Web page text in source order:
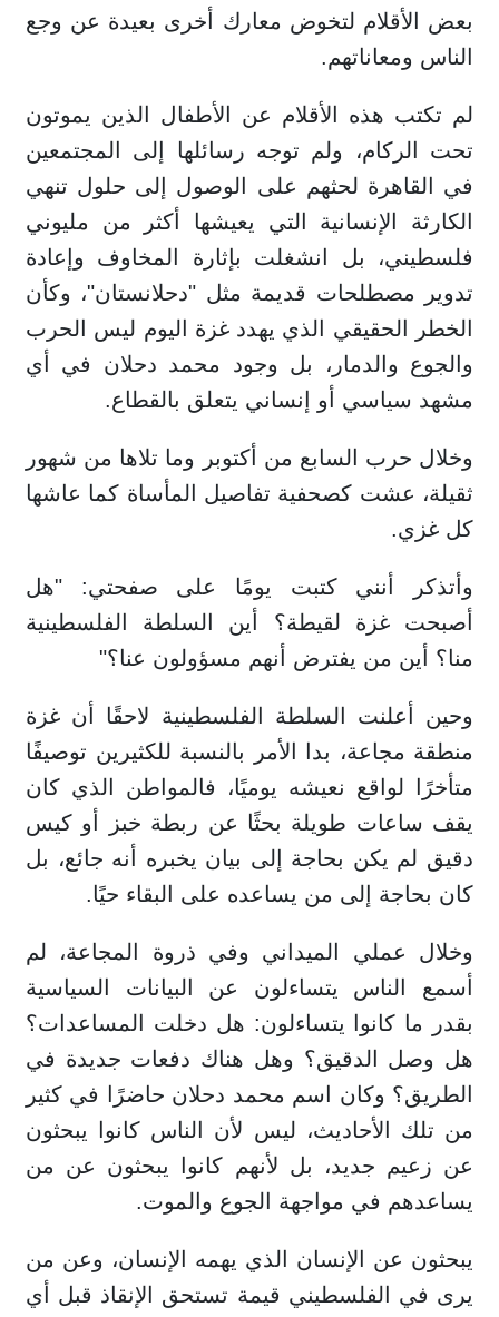
بعض الأقلام لتخوض معارك أخرى بعيدة عن وجع
الناس ومعاناتهم.
لم تكتب هذه الأقلام عن الأطفال الذين يموتون
تحت الركام، ولم توجه رسائلها إلى المجتمعين
في القاهرة لحثهم على الوصول إلى حلول تنهي
الكارثة الإنسانية التي يعيشها أكثر من مليوني
فلسطيني، بل انشغلت بإثارة المخاوف وإعادة
تدوير مصطلحات قديمة مثل "دحلانستان"، وكأن
الخطر الحقيقي الذي يهدد غزة اليوم ليس الحرب
والجوع والدمار، بل وجود محمد دحلان في أي
مشهد سياسي أو إنساني يتعلق بالقطاع.
وخلال حرب السابع من أكتوبر وما تلاها من شهور
ثقيلة، عشت كصحفية تفاصيل المأساة كما عاشها
كل غزي.
وأتذكر أنني كتبت يومًا على صفحتي: "هل
أصبحت غزة لقيطة؟ أين السلطة الفلسطينية
منا؟ أين من يفترض أنهم مسؤولون عنا؟"
وحين أعلنت السلطة الفلسطينية لاحقًا أن غزة
منطقة مجاعة، بدا الأمر بالنسبة للكثيرين توصيفًا
متأخرًا لواقع نعيشه يوميًا، فالمواطن الذي كان
يقف ساعات طويلة بحثًا عن ربطة خبز أو كيس
دقيق لم يكن بحاجة إلى بيان يخبره أنه جائع، بل
كان بحاجة إلى من يساعده على البقاء حيًا.
وخلال عملي الميداني وفي ذروة المجاعة، لم
أسمع الناس يتساءلون عن البيانات السياسية
بقدر ما كانوا يتساءلون: هل دخلت المساعدات؟
هل وصل الدقيق؟ وهل هناك دفعات جديدة في
الطريق؟ وكان اسم محمد دحلان حاضرًا في كثير
من تلك الأحاديث، ليس لأن الناس كانوا يبحثون
عن زعيم جديد، بل لأنهم كانوا يبحثون عن من
يساعدهم في مواجهة الجوع والموت.
يبحثون عن الإنسان الذي يهمه الإنسان، وعن من
يرى في الفلسطيني قيمة تستحق الإنقاذ قبل أي